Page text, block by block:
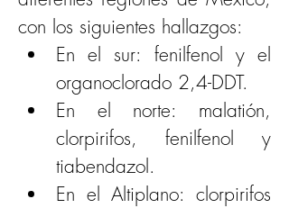
con los siguientes hallazgos:
En el sur: fenilfenol y el
organoclorado 2,4-DDT.
En el norte: malatión,
clorpirifos, fenilfenol y
tiabendazol.
En el Altiplano: clorpirifos